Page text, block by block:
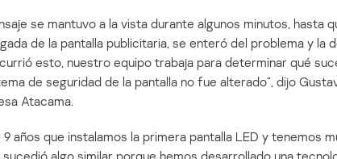
se mantuvo a la vista durante algunos minutos, hasta
de la pantalla publicitaria, se enteró del problema y la
esto, nuestro equipo trabaja para determinar qué
de seguridad de la pantalla no fue alterado”, dijo
Atacama.
9 años que instalamos la primera pantalla LED y tenemos